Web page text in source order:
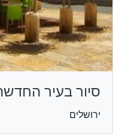
סיור בעיר
ירושלים